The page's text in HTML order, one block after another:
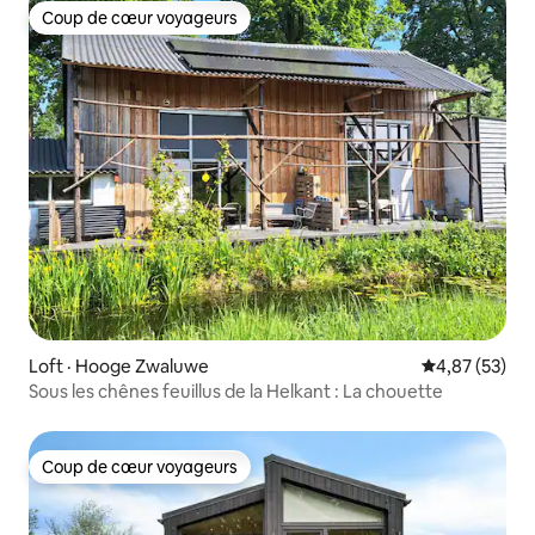
Coup de cœur voyageurs
Coup de cœur voyageurs
Loft · Hooge Zwaluwe Note
4,87 (53)
Sous les chênes feuillus de la Helkant : La chouette
Coup de cœur voyageurs
Coup de cœur voyageurs